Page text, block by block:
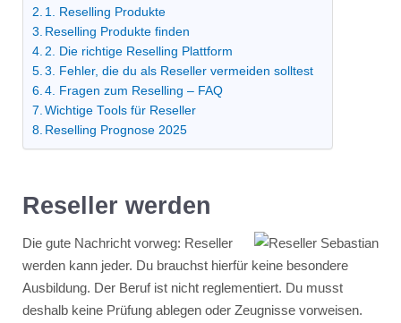
1. Reselling Produkte
Reselling Produkte finden
2. Die richtige Reselling Plattform
3. Fehler, die du als Reseller vermeiden solltest
4. Fragen zum Reselling – FAQ
Wichtige Tools für Reseller
Reselling Prognose 2025
Reseller werden
Die gute Nachricht vorweg: Reseller
werden kann jeder. Du brauchst hierfür keine besondere
Ausbildung. Der Beruf ist nicht reglementiert. Du musst
deshalb keine Prüfung ablegen oder Zeugnisse vorweisen.